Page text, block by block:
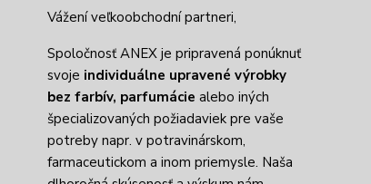
Vážení veľkoobchodní partneri,
Spoločnosť ANEX je pripravená ponúknuť
svoje individuálne upravené výrobky
bez farbív, parfumácie alebo iných
špecializovaných požiadaviek pre vaše
potreby napr. v potravinárskom,
farmaceutickom a inom priemysle. Naša